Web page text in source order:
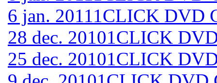
6 jan. 20111CLICK DVD
28 dec. 20101CLICK
25 dec. 20101CLICK